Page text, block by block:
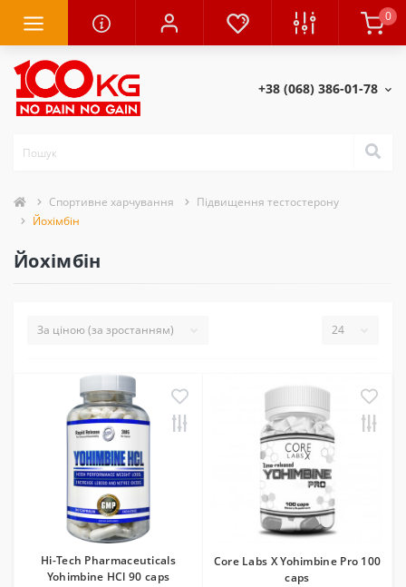
0
+38 (068) 386-01-78
Спортивне харчування
Підвищення тестостерону
Йохімбін
Йохімбін
Hi-Tech Pharmaceuticals
Yohimbine HCl 90 caps
Core Labs X Yohimbine Pro 100
caps